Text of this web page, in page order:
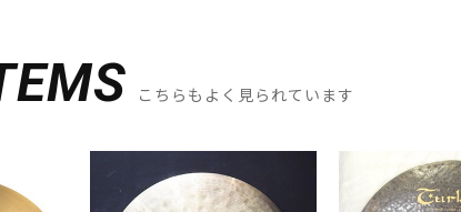
こちらもよく見られています